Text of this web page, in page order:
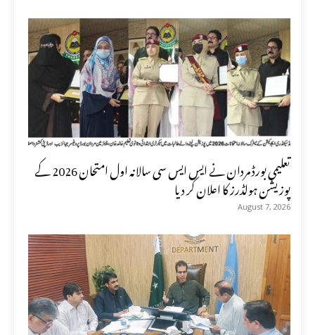
تعلیمی بورڈ مردان نے ایس ایس سی سالانہ اول امتحان 2026 کے
پوزیشن ہولڈرز کا اعلان کر دیا
August 7, 2026